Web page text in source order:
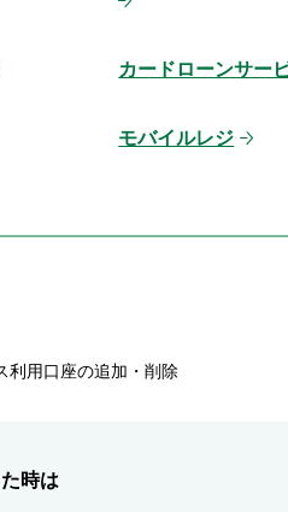
カードローンサー
モバイルレジ
利用口座の追加・削除
時は